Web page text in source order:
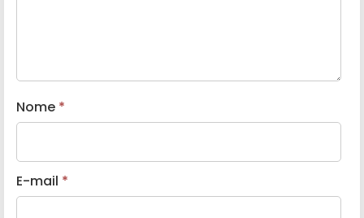
Nome *
E-mail *